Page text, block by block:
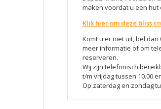
maken voordat u een hut
Klik hier om deze bliss
Komt u er niet uit, bel dan
meer informatie of om
reserveren.
Wij zijn telefonisch
t/m vrijdag tussen 10.00
Op zaterdag en zondag